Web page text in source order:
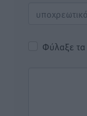
Φύλαξε τα